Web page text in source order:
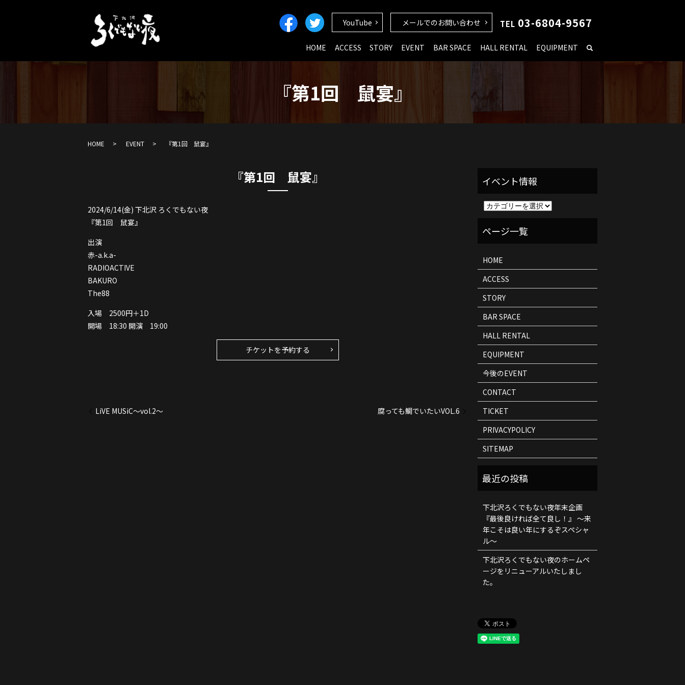
HOME ACCESS STORY EVENT BAR SPACE HALL RENTAL EQUIPMENT
YouTube メールでのお問い合わせ TEL 03-6804-9567
『第1回 鼠宴』
HOME EVENT 『第1回 鼠宴』
『第1回 鼠宴』
2024/6/14(金) 下北沢 ろくでもない夜
『第1回 鼠宴』
出演
赤-a.k.a-
RADIOACTIVE
BAKURO
The88
入場 2500円＋1D
開場 18:30 開演 19:00
チケットを予約する
LiVE MUSiC～vol.2～ 腐っても鯛でいたいVOL.6
イ
ト
HOME
ACCESS
STORY
BAR SPACE
HALL RENTAL
EQUIPMENT
今後のEVENT
CONTACT
TICKET
PRIVACYPOLICY
SITEMAP
下北沢ろくでもない夜年末企画
『最後良ければ全て良し！』 ～来
年こそは良い年にするぞスペシャ
ル～
下北沢ろくでもない夜のホームペ
ージをリニューアルいたしまし
た。